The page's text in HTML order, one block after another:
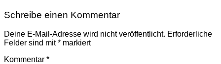
Schreibe einen Kommentar
Deine E-Mail-Adresse wird nicht veröffentlicht. Erforderliche
Felder sind mit* markiert
Kommentar *